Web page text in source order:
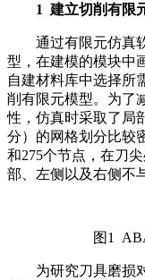
1 建立切削有限
通过有限元仿真
型，在建模的模块中
自建材料库中选择所
削有限元模型。为了
性，仿真时采取了局
分）的网格划分比较
和275个节点，在刀
部、左侧以及右侧不
图1
为研究刀具磨损